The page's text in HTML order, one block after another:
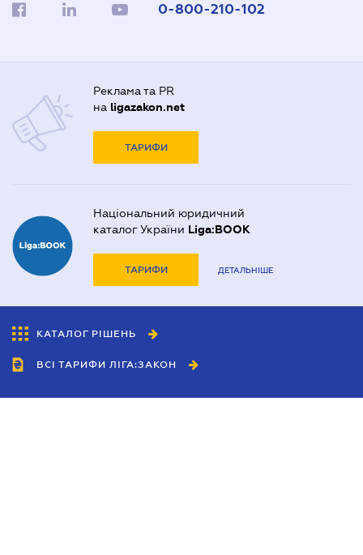
0-800-210-102
Реклама та PR
на ligazakon.net
ТАРИФИ
Національний юридичний
каталог України Liga:BOOK
ТАРИФИ ДЕТАЛЬНІШЕ
КАТАЛОГ РІШЕНЬ
ВСІ ТАРИФИ ЛІГА:ЗАКОН